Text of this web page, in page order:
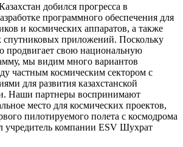
добился прогресса в
программного обеспечения для
и космических аппаратов, а также
спутниковых приложений. Поскольку
продвигает свою национальную
мы видим много вариантов
частным космическим сектором с
для развития казахстанской
Наши партнеры воспринимают
место для космических проектов,
пилотируемого полета с космодрома
учредитель компании ESV Шухрат